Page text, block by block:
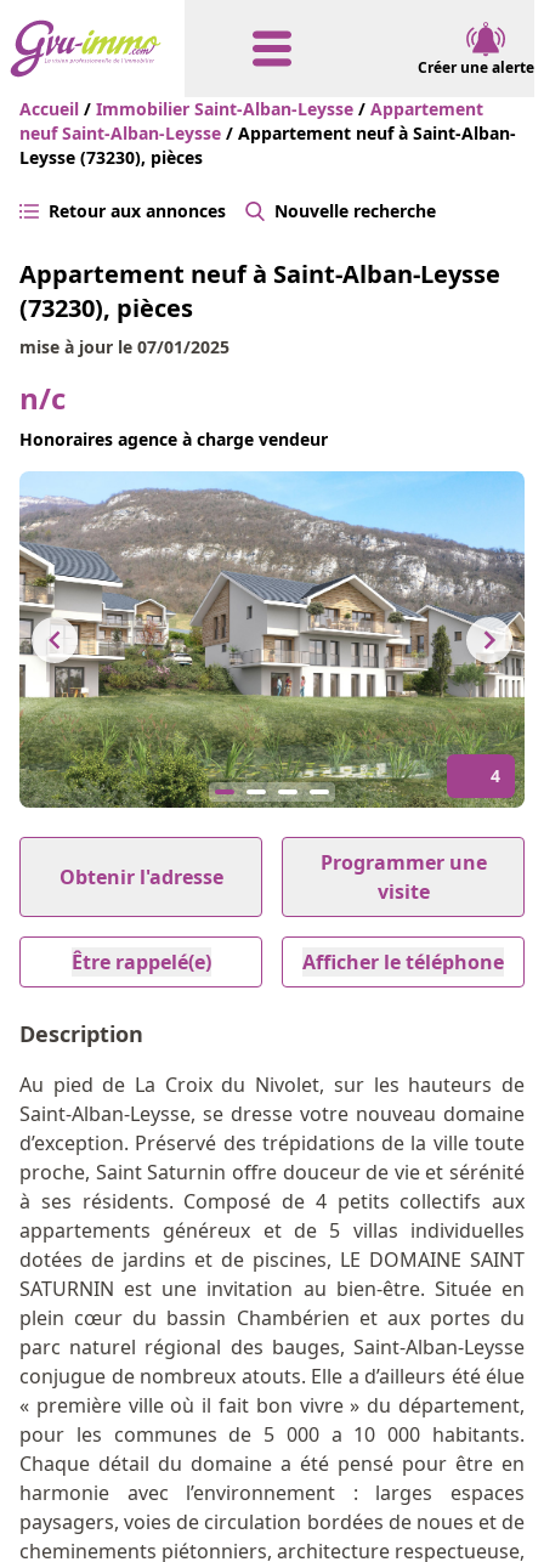
Créer une alerte
Accueil / Immobilier Saint-Alban-Leysse / Appartement
neuf Saint-Alban-Leysse / Appartement neuf à Saint-Alban-
Leysse (73230), pièces
Retour aux annonces Nouvelle recherche
Appartement neuf à Saint-Alban-Leysse
(73230), pièces
mise à jour le 07/01/2025
n/c
Honoraires agence à charge vendeur
4
1
4
Obtenir l'adresse
Programmer une
visite
Être rappelé(e) Afficher le téléphone
Description
Au pied de La Croix du Nivolet, sur les hauteurs de
Saint-Alban-Leysse, se dresse votre nouveau domaine
d’exception. Préservé des trépidations de la ville toute
proche, Saint Saturnin offre douceur de vie et sérénité
à ses résidents. Composé de 4 petits collectifs aux
appartements généreux et de 5 villas individuelles
dotées de jardins et de piscines, LE DOMAINE SAINT
SATURNIN est une invitation au bien-être. Située en
plein cœur du bassin Chambérien et aux portes du
parc naturel régional des bauges, Saint-Alban-Leysse
conjugue de nombreux atouts. Elle a d’ailleurs été élue
« première ville où il fait bon vivre » du département,
pour les communes de 5 000 a 10 000 habitants.
Chaque détail du domaine a été pensé pour être en
harmonie avec l’environnement : larges espaces
paysagers, voies de circulation bordées de noues et de
cheminements piétonniers, architecture respectueuse,